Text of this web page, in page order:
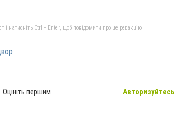
і натисніть Ctrl + Enter, щоб повідомити про це редакцію
Оцініть першим Авторизуйтесь